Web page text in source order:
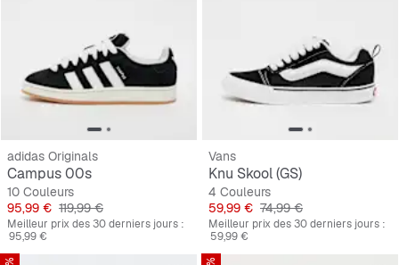
adidas Originals
Campus 00s
10 Couleurs
Prix
95,99 € Prix original
119,99 €
Meilleur prix des 30 derniers jours :
95,99 €
Vans
Knu Skool (GS)
4 Couleurs
Prix
59,99 € Prix original
74,99 €
Meilleur prix des 30 derniers jours :
59,99 €